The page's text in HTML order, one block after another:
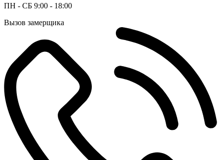
ПН - СБ 9:00 - 18:00
Вызов замерщика